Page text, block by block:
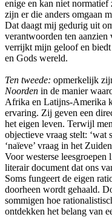
enige en kan niet
zijn er die anders omgaan
Dat daagt mij gedurig uit
verantwoorden ten
verrijkt mijn geloof en
en Gods wereld.
Ten tweede: opmerkelijk
Noorden in de manier
Afrika en Latijns-Amerika
ervaring. Zij geven een
het eigen leven. Terwijl
objectieve vraag stelt: ‘wat
‘naïeve’ vraag in het
Voor westerse
literair document dat ons
Soms fungeert de eigen
doorheen wordt gehaald.
sommigen hoe
ontdekken het belang van